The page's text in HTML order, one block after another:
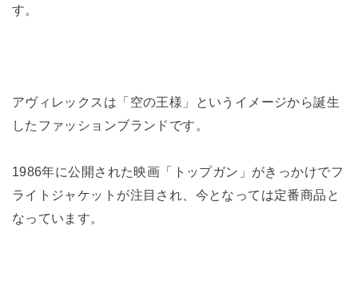
す。
アヴィレックスは「空の王様」というイメージから誕生
したファッションブランドです。
1986年に公開された映画「トップガン」がきっかけでフ
ライトジャケットが注目され、今となっては定番商品と
なっています。